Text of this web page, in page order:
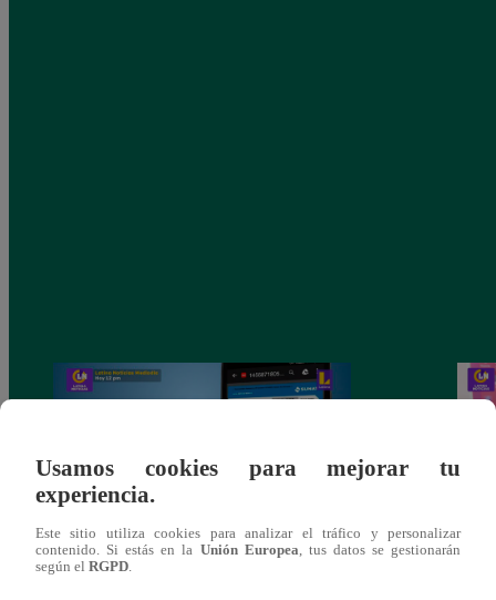
Huella Digital: conoce las webs y
Usamos cookies para mejorar tu
experiencia.
Este sitio utiliza cookies para analizar el tráfico y personalizar
contenido. Si estás en la Unión Europea , tus datos se gestionarán
según el RGPD